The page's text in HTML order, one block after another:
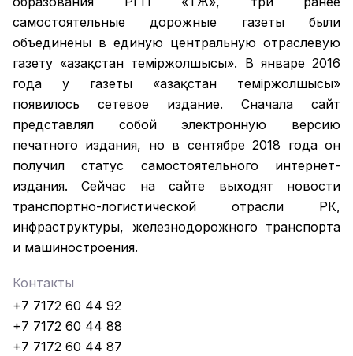
самостоятельные дорожные газеты были
объединены в единую центральную отраслевую
газету «Қазақстан темiржолшысы». В январе 2016
года у газеты «Қазақстан теміржолшысы»
появилось сетевое издание. Сначала сайт
представлял собой электронную версию
печатного издания, но в сентябре 2018 года он
получил статус самостоятельного интернет-
издания. Сейчас на сайте выходят новости
транспортно-логистической отрасли РК,
инфраструктуры, железнодорожного транспорта
и машиностроения.
Контакты
+7 7172 60 44 92
+7 7172 60 44 88
+7 7172 60 44 87